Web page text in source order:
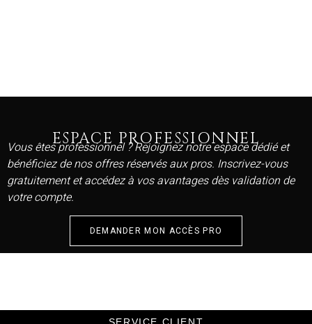
ESPACE PROFESSIONNEL
Vous êtes professionnel ? Rejoignez notre espace dédié et
bénéficiez de nos offres réservés aux pros. Inscrivez-vous
gratuitement et accédez à vos avantages dès validation de
votre compte.
DEMANDER MON ACCÈS PRO